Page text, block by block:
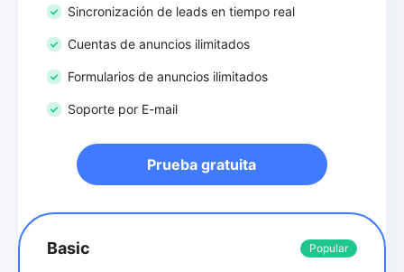
Sincronización de leads en tiempo real
Cuentas de anuncios ilimitados
Formularios de anuncios ilimitados
Soporte por E-mail
Prueba gratuita
Basic Popular